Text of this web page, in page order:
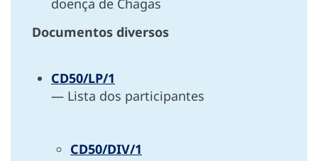
Documentos diversos
CD50/LP/1
— Lista dos participantes
CD50/DIV/1